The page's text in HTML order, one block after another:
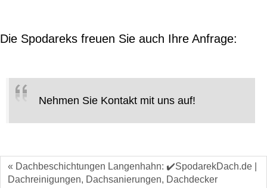
Die Spodareks freuen Sie auch Ihre Anfrage:
Nehmen Sie Kontakt mit uns auf!
« Dachbeschichtungen Langenhahn: ✔️SpodarekDach.de |
Dachreinigungen, Dachsanierungen, Dachdecker